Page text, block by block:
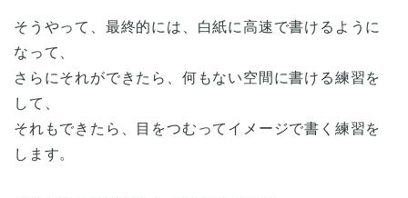
そうやって、最終的には、白紙に高速で書けるように
なって、
さらにそれができたら、何もない空間に書ける練習を
して、
それもできたら、目をつむってイメージで書く練習を
します。